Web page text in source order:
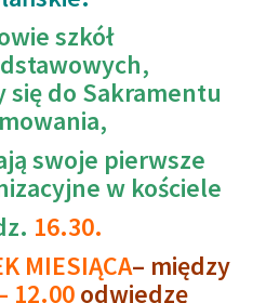
szkół
do Sakramentu
swoje pierwsze
w kościele
16.30.
MIESIĄCA– między
12.00odwiedzę